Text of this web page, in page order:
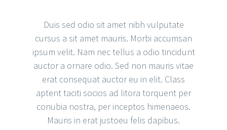
Duis sed odio sit amet nibh vulputate
cursus a sit amet mauris. Morbi accumsan
ipsum velit. Nam nec tellus a odio tincidunt
auctor a ornare odio. Sed non mauris vitae
erat consequat auctor eu in elit. Class
aptent taciti socios ad litora torquent per
conubia nostra, per inceptos himenaeos.
Mauris in erat justoeu felis dapibus.